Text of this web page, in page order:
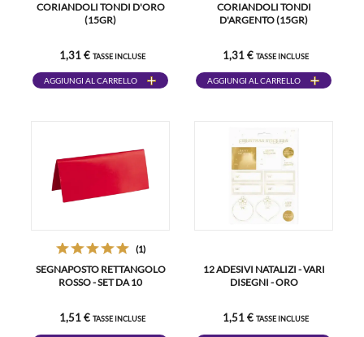
CORIANDOLI TONDI D'ORO
(15GR)
1,31 € TASSE INCLUSE
AGGIUNGI AL CARRELLO
CORIANDOLI TONDI
D'ARGENTO (15GR)
1,31 € TASSE INCLUSE
AGGIUNGI AL CARRELLO
(1)
SEGNAPOSTO RETTANGOLO
ROSSO - SET DA 10
1,51 € TASSE INCLUSE
12 ADESIVI NATALIZI - VARI
DISEGNI - ORO
1,51 € TASSE INCLUSE